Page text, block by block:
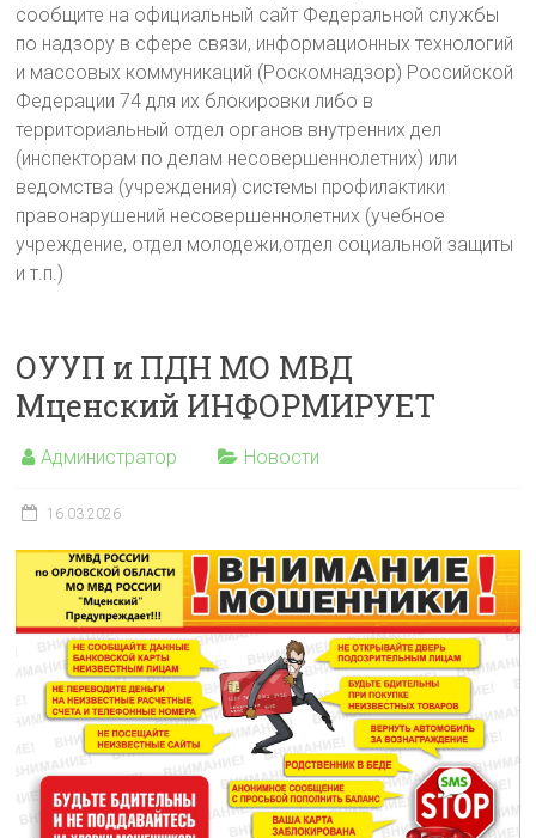
сообщите на официальный сайт Федеральной службы
по надзору в сфере связи, информационных технологий
и массовых коммуникаций (Роскомнадзор) Российской
Федерации 74 для их блокировки либо в
территориальный отдел органов внутренних дел
(инспекторам по делам несовершеннолетних) или
ведомства (учреждения) системы профилактики
правонарушений несовершеннолетних (учебное
учреждение, отдел молодежи,отдел социальной защиты
и т.п.)
ОУУП и ПДН МО МВД
Мценский ИНФОРМИРУЕТ
Администратор Новости
16.03.2026